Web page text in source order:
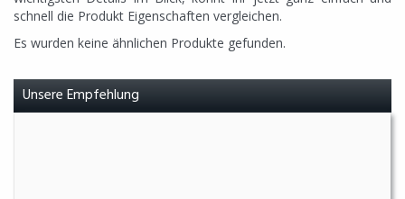
schnell die Produkt Eigenschaften vergleichen.
Es wurden keine ähnlichen Produkte gefunden.
Unsere Empfehlung